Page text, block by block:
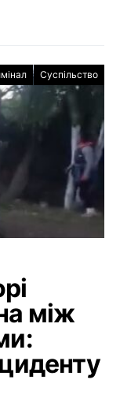
Суспільство
між